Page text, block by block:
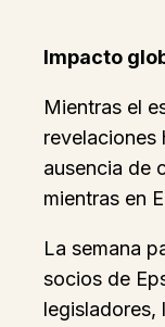
Impacto
Mientras el
revelaciones
ausencia de
mientras en
La semana
socios de
legisladores,